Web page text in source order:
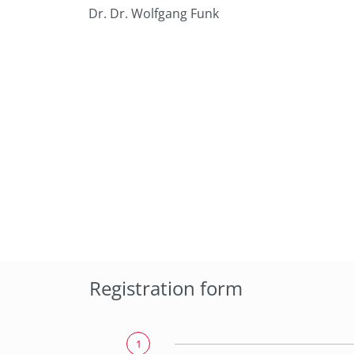
Dr. Dr. Wolfgang Funk
Registration form
1